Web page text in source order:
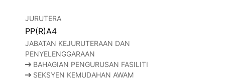
JURUTERA
PP(R)A4
JABATAN KEJURUTERAAN DAN
PENYELENGGARAAN
BAHAGIAN PENGURUSAN FASILITI
SEKSYEN KEMUDAHAN AWAM